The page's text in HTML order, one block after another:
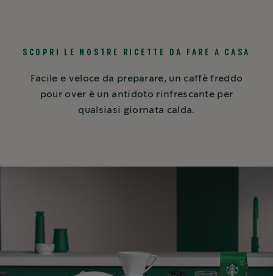
SCOPRI LE NOSTRE RICETTE DA FARE A CASA
Facile e veloce da preparare, un caffè freddo
pour over è un antidoto rinfrescante per
qualsiasi giornata calda.